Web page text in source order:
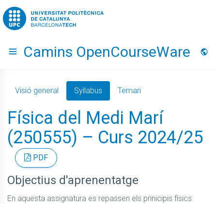
Go to upc.edu
Hide menu
Camins OpenCourseWare
Visió general Syllabus Temari
Física del Medi Marí
(250555) – Curs 2024/25
PDF
Objectius d'aprenentatge
En aquesta assignatura es repassen els prinicipis físics